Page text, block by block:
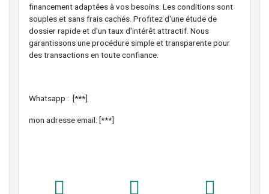
financement adaptées à vos besoins. Les conditions sont
souples et sans frais cachés. Profitez d'une étude de
dossier rapide et d'un taux d'intérêt attractif. Nous
garantissons une procédure simple et transparente pour
des transactions en toute confiance.
Whatsapp : [***]
mon adresse email: [***]